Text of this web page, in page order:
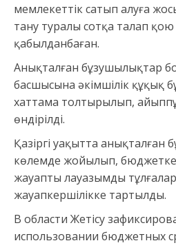
мемлекеттік сатып алуға
тану туралы сотқа талап
қабылданбаған.
Анықталған бұзушылықтар
басшысына әкімшілік құқық
хаттама толтырылып,
өндірілді.
Қазіргі уақытта
көлемде жойылып, бюджетке
жауапты лауазымды тұлғалар
жауапкершілікке тартылды.
В области Жетісу
использовании бюджетных